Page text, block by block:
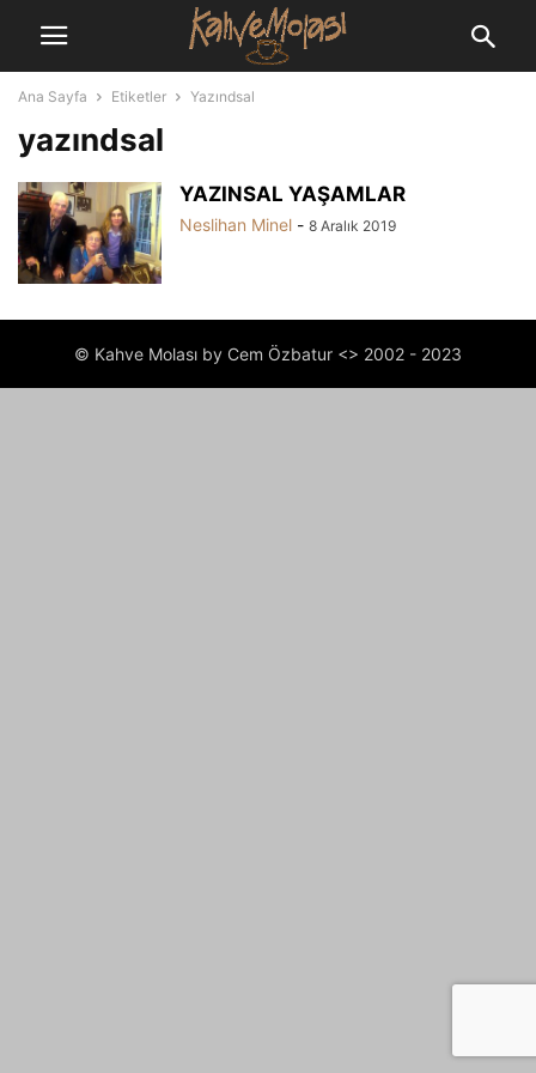
Ana Sayfa Etiketler Yazındsal
yazındsal
YAZINSAL YAŞAMLAR
Neslihan Minel - 8 Aralık 2019
© Kahve Molası by Cem Özbatur <> 2002 - 2023